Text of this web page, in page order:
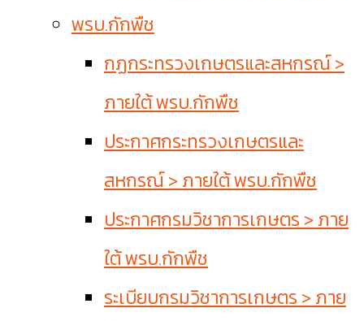
พรบ.กักพืช
กฏกระทรวงเกษตรและสหกรณ์ >
ภายใต้ พรบ.กักพืช
ประกาศกระทรวงเกษตรและ
สหกรณ์ > ภายใต้ พรบ.กักพืช
ประกาศกรมวิชาการเกษตร > ภาย
ใต้ พรบ.กักพืช
ระเบียบกรมวิชาการเกษตร > ภาย